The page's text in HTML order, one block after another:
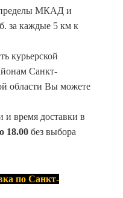
пределы МКАД и
за каждые 5 км к
курьерской
Санкт-
области Вы можете
и время доставки в
18.00 без выбора
по Санкт-